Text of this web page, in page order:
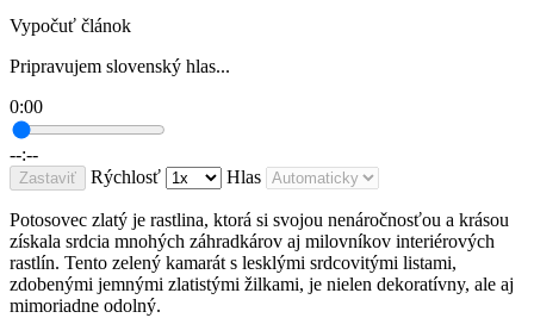
Vypočuť článok
Pripravujem slovenský hlas...
0:00
--:--
Zastaviť Rýchlosť Hlas
Potosovec zlatý je rastlina, ktorá si svojou nenáročnosťou a krásou
získala srdcia mnohých záhradkárov aj milovníkov interiérových
rastlín. Tento zelený kamarát s lesklými srdcovitými listami,
zdobenými jemnými zlatistými žilkami, je nielen dekoratívny, ale aj
mimoriadne odolný.